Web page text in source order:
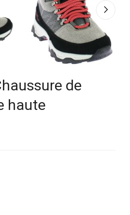
de
haute